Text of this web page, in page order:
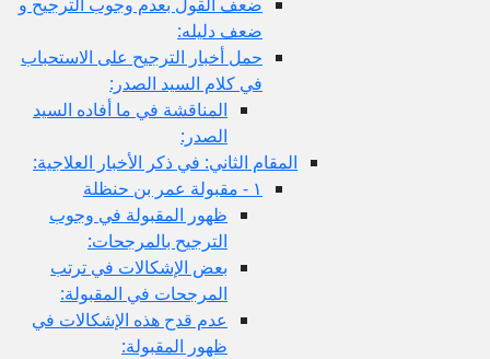
ضعف دليله:
حمل أخبار الترجيح على الاستحباب
في كلام السيد الصدر:
المناقشة في ما أفاده السيد
المقام الثاني: في ذكر الأخبار العلاجية:
ظهور المقبولة في وجوب
الترجيح بالمرجحات:
بعض الإشكالات في ترتب
المرجحات في المقبولة:
عدم قدح هذه الإشكالات في
ظهور المقبولة: